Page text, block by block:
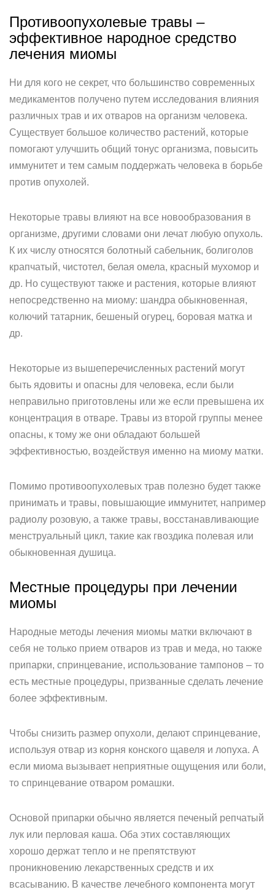
Противоопухолевые травы –
эффективное народное средство
лечения миомы
Ни для кого не секрет, что большинство современных
медикаментов получено путем исследования влияния
различных трав и их отваров на организм человека.
Существует большое количество растений, которые
помогают улучшить общий тонус организма, повысить
иммунитет и тем самым поддержать человека в борьбе
против опухолей.
Некоторые травы влияют на все новообразования в
организме, другими словами они лечат любую опухоль.
К их числу относятся болотный сабельник, болиголов
крапчатый, чистотел, белая омела, красный мухомор и
др. Но существуют также и растения, которые влияют
непосредственно на миому: шандра обыкновенная,
колючий татарник, бешеный огурец, боровая матка и
др.
Некоторые из вышеперечисленных растений могут
быть ядовиты и опасны для человека, если были
неправильно приготовлены или же если превышена их
концентрация в отваре. Травы из второй группы менее
опасны, к тому же они обладают большей
эффективностью, воздействуя именно на миому матки.
Помимо противоопухолевых трав полезно будет также
принимать и травы, повышающие иммунитет, например
радиолу розовую, а также травы, восстанавливающие
менструальный цикл, такие как гвоздика полевая или
обыкновенная душица.
Местные процедуры при лечении
миомы
Народные методы лечения миомы матки включают в
себя не только прием отваров из трав и меда, но также
припарки, спринцевание, использование тампонов – то
есть местные процедуры, призванные сделать лечение
более эффективным.
Чтобы снизить размер опухоли, делают спринцевание,
используя отвар из корня конского щавеля и лопуха. А
если миома вызывает неприятные ощущения или боли,
то спринцевание отваром ромашки.
Основой припарки обычно является печеный репчатый
лук или перловая каша. Оба этих составляющих
хорошо держат тепло и не препятствуют
проникновению лекарственных средств и их
всасыванию. В качестве лечебного компонента могут